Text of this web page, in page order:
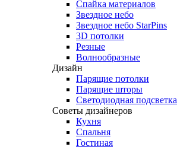
Спайка материалов
Звездное небо
Звездное небо StarPins
3D потолки
Резные
Волнообразные
Дизайн
Парящие потолки
Парящие шторы
Светодиодная подсветка
Советы дизайнеров
Кухня
Спальня
Гостиная